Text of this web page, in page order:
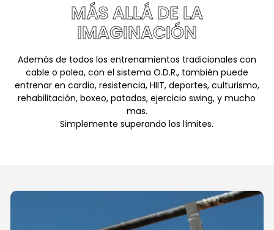
MÁS ALLÁ DE LA
IMAGINACIÓN
Además de todos los entrenamientos tradicionales con
cable o polea, con el sistema O.D.R., también puede
entrenar en cardio, resistencia, HIIT, deportes, culturismo,
rehabilitación, boxeo, patadas, ejercicio swing, y mucho
mas.
Simplemente superando los límites.